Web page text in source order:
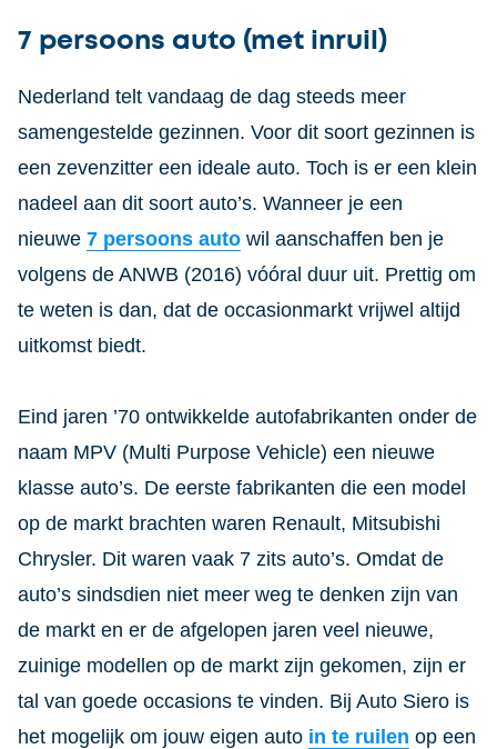
7 persoons auto (met inruil)
Nederland telt vandaag de dag steeds meer
samengestelde gezinnen. Voor dit soort gezinnen is
een zevenzitter een ideale auto. Toch is er een klein
nadeel aan dit soort auto’s. Wanneer je een
nieuwe 7 persoons auto wil aanschaffen ben je
volgens de ANWB (2016) vóóral duur uit. Prettig om
te weten is dan, dat de occasionmarkt vrijwel altijd
uitkomst biedt.
Eind jaren ’70 ontwikkelde autofabrikanten onder de
naam MPV (Multi Purpose Vehicle) een nieuwe
klasse auto’s. De eerste fabrikanten die een model
op de markt brachten waren Renault, Mitsubishi
Chrysler. Dit waren vaak 7 zits auto’s. Omdat de
auto’s sindsdien niet meer weg te denken zijn van
de markt en er de afgelopen jaren veel nieuwe,
zuinige modellen op de markt zijn gekomen, zijn er
tal van goede occasions te vinden. Bij Auto Siero is
het mogelijk om jouw eigen auto in te ruilen op een